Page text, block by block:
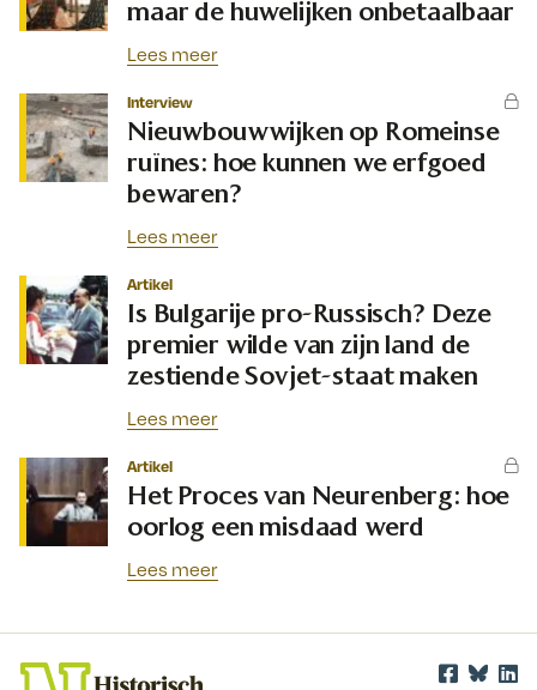
maar de huwelijken onbetaalbaar
Lees meer
Interview
Nieuwbouwwijken op Romeinse
ruïnes: hoe kunnen we erfgoed
bewaren?
Lees meer
Artikel
Is Bulgarije pro-Russisch? Deze
premier wilde van zijn land de
zestiende Sovjet-staat maken
Lees meer
Artikel
Het Proces van Neurenberg: hoe
oorlog een misdaad werd
Lees meer